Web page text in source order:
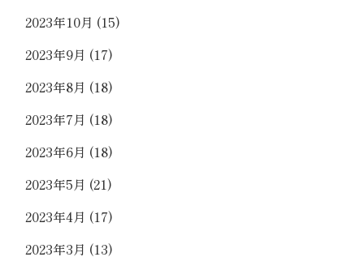
2023年10月 (15)
2023年9月 (17)
2023年8月 (18)
2023年7月 (18)
2023年6月 (18)
2023年5月 (21)
2023年4月 (17)
2023年3月 (13)